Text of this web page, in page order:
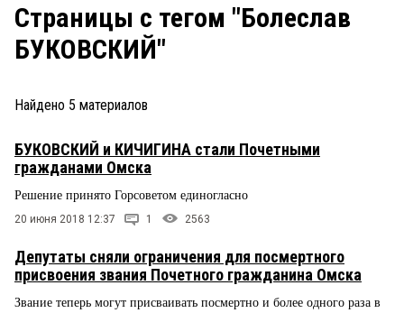
ЗАКОН
ПРОИСШЕСТВИЯ
СТИЛЬ ЖИЗНИ
Рейтинги
Страницы c тегом "Болеслав
БУКОВСКИЙ"
Найдено 5 материалов
БУКОВСКИЙ и КИЧИГИНА стали Почетными
гражданами Омска
Решение принято Горсоветом единогласно
20 июня 2018 12:37 1 2563
Депутаты сняли ограничения для посмертного
присвоения звания Почетного гражданина Омска
Звание теперь могут присваивать посмертно и более одного раза в